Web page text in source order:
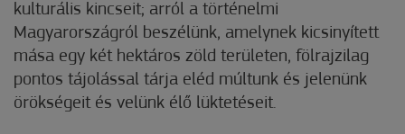
kulturális kincseit; arról a történelmi
Magyarországról beszélünk, amelynek kicsinyített
mása egy két hektáros zöld területen, fölrajzilag
pontos tájolással tárja eléd múltunk és jelenünk
örökségeit és velünk élő lüktetéseit.